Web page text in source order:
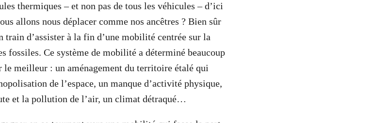
thermiques – et non pas de tous les véhicules – d’ici
allons nous déplacer comme nos ancêtres ? Bien sûr
train d’assister à la fin d’une mobilité centrée sur la
fossiles. Ce système de mobilité a déterminé beaucoup
le meilleur : un aménagement du territoire étalé qui
de l’espace, un manque d’activité physique,
et la pollution de l’air, un climat détraqué…